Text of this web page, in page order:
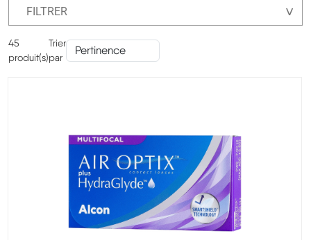
FILTRER ˅
45
produit(s)
Trier
par